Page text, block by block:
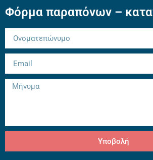
Φόρμα παραπόνων –
Υποβολή